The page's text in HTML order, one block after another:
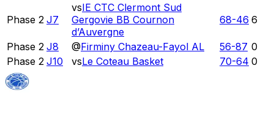
Phase 2 J7
vsIE CTC Clermont Sud
Gergovie BB Cournon
d’Auvergne
68-46 6
Phase 2 J8 @Firminy Chazeau-Fayol AL 56-87 0
Phase 2 J10 vsLe Coteau Basket 70-64 0